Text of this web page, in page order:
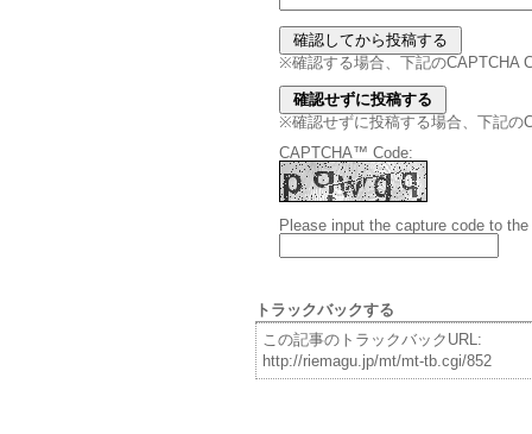
※確認する場合、下記のCAPTCHA
※確認せずに投稿する場合、下記の
CAPTCHA™ Code:
Please input the capture code to
トラックバックする
この記事のトラックバックURL:
http://riemagu.jp/mt/mt-tb.cgi/852